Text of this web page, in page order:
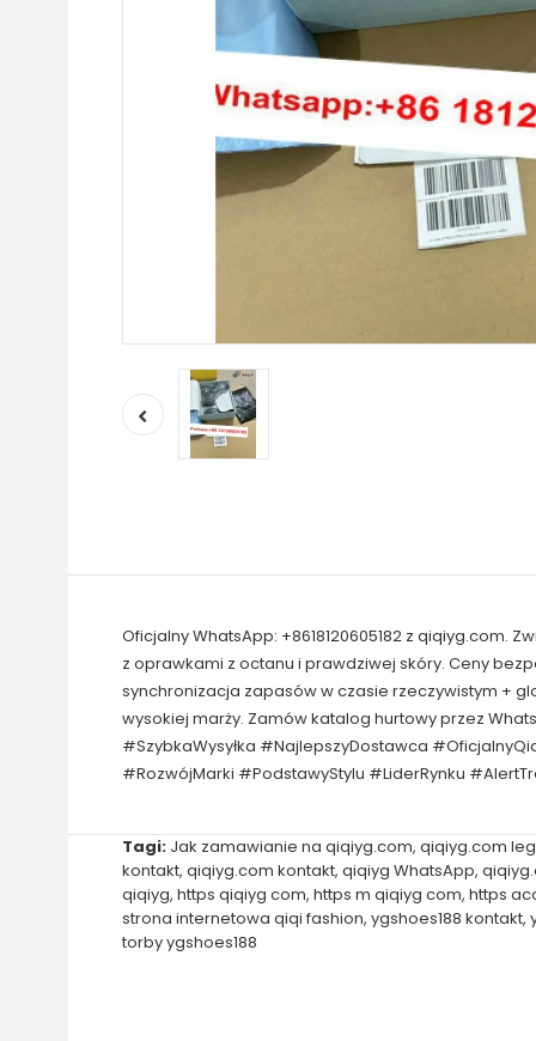
Oficjalny WhatsApp: +8618120605182 z qiqiyg.com.
z oprawkami z octanu i prawdziwej skóry. Ceny
synchronizacja zapasów w czasie rzeczywistym +
wysokiej marży. Zamów katalog hurtowy przez
#SzybkaWysyłka #NajlepszyDostawca
#RozwójMarki #PodstawyStylu #LiderRynku
Tagi: Jak zamawianie na qiqiyg.com, qiqiyg.com
kontakt, qiqiyg.com kontakt, qiqiyg WhatsApp,
qiqiyg, https qiqiyg com, https m qiqiyg com, https
strona internetowa qiqi fashion, ygshoes188 kontakt,
torby ygshoes188